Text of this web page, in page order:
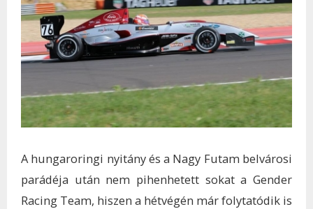
A hungaroringi nyitány és a Nagy Futam belvárosi
parádéja után nem pihenhetett sokat a Gender
Racing Team, hiszen a hétvégén már folytatódik is